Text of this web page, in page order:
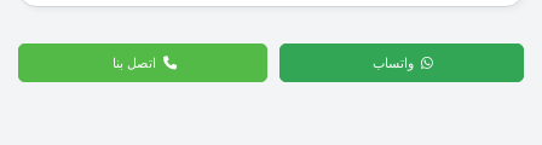
واتساب اتصل بنا